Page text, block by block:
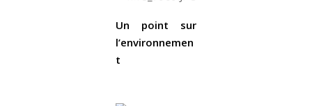
Un point sur
l’environnemen
t